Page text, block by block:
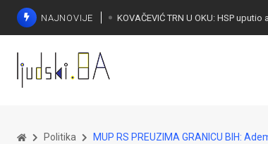
NAJNOVIJE
Politika MUP RS PREUZIMA GRANICU BIH: